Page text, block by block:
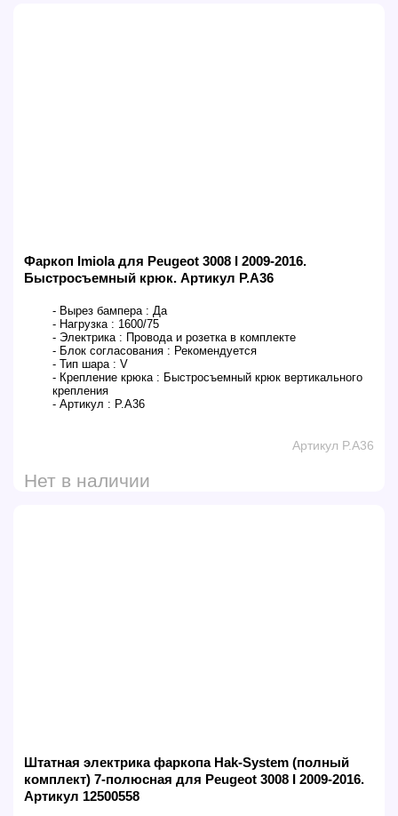
Фаркоп Imiola для Peugeot 3008 I 2009-2016.
Быстросъемный крюк. Артикул P.A36
- Вырез бампера : Да
- Нагрузка : 1600/75
- Электрика : Провода и розетка в комплекте
- Блок согласования : Рекомендуется
- Тип шара : V
- Крепление крюка : Быстросъемный крюк вертикального
крепления
- Артикул : P.A36
Артикул P.A36
Нет в наличии
Штатная электрика фаркопа Hak-System (полный
комплект) 7-полюсная для Peugeot 3008 I 2009-2016.
Артикул 12500558